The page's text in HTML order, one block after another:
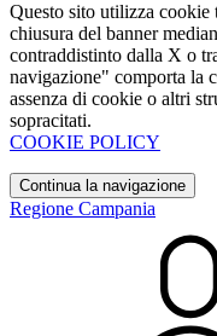
Questo sito utilizza cookie
chiusura del banner
contraddistinto dalla X o
navigazione" comporta la
assenza di cookie o altri
sopracitati.
COOKIE POLICY
Continua la navigazione
Regione Campania